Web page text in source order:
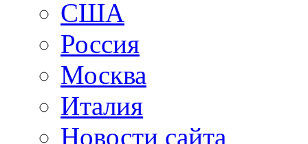
США
Россия
Москва
Италия
Новости сайта